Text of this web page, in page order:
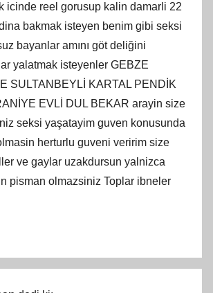
icinde reel gorusup kalin damarli 22
bakmak isteyen benim gibi seksi
bayanlar amını göt deliğini
yalatmak isteyenler GEBZE
SULTANBEYLİ KARTAL PENDİK
EVLİ DUL BEKAR arayin size
seksi yaşatayim guven konusunda
herturlu guveni veririm size
ve gaylar uzakdursun yalnizca
pisman olmazsiniz Toplar ibneler